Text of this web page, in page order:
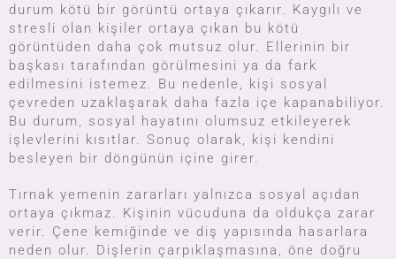
durum kötü bir görüntü ortaya çıkarır. Kaygılı ve
stresli olan kişiler ortaya çıkan bu kötü
görüntüden daha çok mutsuz olur. Ellerinin bir
başkası tarafından görülmesini ya da fark
edilmesini istemez. Bu nedenle, kişi sosyal
çevreden uzaklaşarak daha fazla içe kapanabiliyor.
Bu durum, sosyal hayatını olumsuz etkileyerek
işlevlerini kısıtlar. Sonuç olarak, kişi kendini
besleyen bir döngünün içine girer.
Tırnak yemenin zararları yalnızca sosyal açıdan
ortaya çıkmaz. Kişinin vücuduna da oldukça zarar
verir. Çene kemiğinde ve diş yapısında hasarlara
neden olur. Dişlerin çarpıklaşmasına, öne doğru